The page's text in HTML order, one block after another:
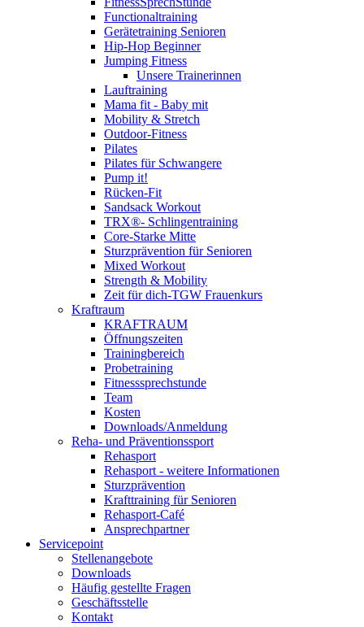
Functionaltraining
Gerätetraining Senioren
Hip-Hop Beginner
Jumping Fitness
Unsere Trainerinnen
Lauftraining
Mama fit - Baby mit
Mobility & Stretch
Outdoor-Fitness
Pilates
Pilates für Schwangere
Pump it!
Rücken-Fit
Sandsack Workout
TRX®- Schlingentraining
Core-Starke Mitte
Sturzprävention für Senioren
Mixed Workout
Strength & Mobility
Zeit für dich-TGW Frauenkurs
Kraftraum
KRAFTRAUM
Öffnungszeiten
Trainingbereich
Probetraining
Fitnesssprechstunde
Team
Kosten
Downloads/Anmeldung
Reha- und Präventionssport
Rehasport
Rehasport - weitere Informationen
Sturzprävention
Krafttraining für Senioren
Rehasport-Café
Ansprechpartner
Servicepoint
Stellenangebote
Downloads
Häufig gestellte Fragen
Geschäftsstelle
Kontakt